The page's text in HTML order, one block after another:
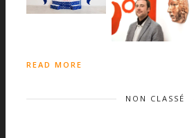
READ MORE
NON CLASSÉ